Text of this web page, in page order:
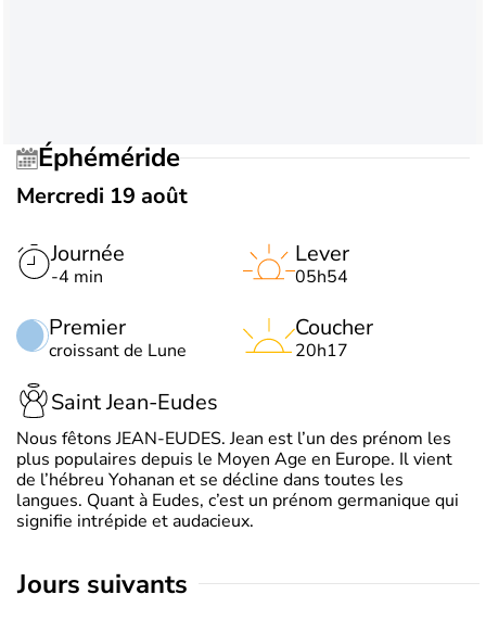
Éphéméride
Mercredi 19 août
Journée
-4 min
Premier
croissant de Lune
Lever
05h54
Coucher
20h17
Saint Jean-Eudes
Nous fêtons JEAN-EUDES. Jean est l’un des prénom les
plus populaires depuis le Moyen Age en Europe. Il vient
de l’hébreu Yohanan et se décline dans toutes les
langues. Quant à Eudes, c’est un prénom germanique qui
signifie intrépide et audacieux.
jours suivants